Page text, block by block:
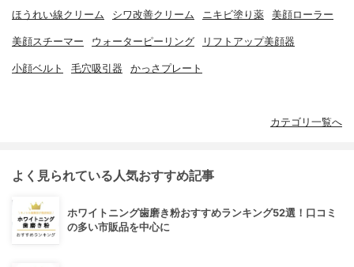
ほうれい線クリーム シワ改善クリーム ニキビ塗り薬 美顔ローラー
美顔スチーマー ウォーターピーリング リフトアップ美顔器
小顔ベルト 毛穴吸引器 かっさプレート
カテゴリ一覧へ
よく見られている人気おすすめ記事
ホワイトニング歯磨き粉おすすめランキング52選！口コミ
の多い市販品を中心に